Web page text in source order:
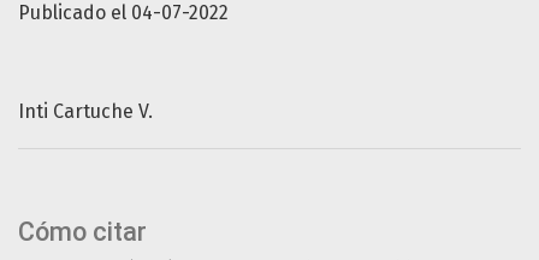
Publicado el 04-07-2022
Cómo citar
Inti Cartuche V.